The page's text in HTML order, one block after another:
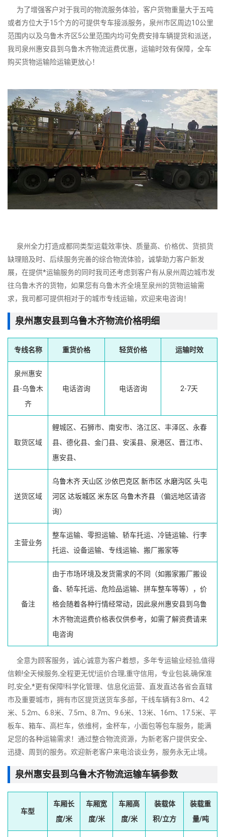
为了增强客户对于我司的物流服务体验，客户货物重量大于五吨
或者方位大于15个方的可提供专车接派服务，泉州市区周边10公里
范围内以及乌鲁木齐区5公里范围内均可免费安排车辆提货和派送，
我司泉州惠安县到乌鲁木齐物流运费优惠，运输时效有保障，全车
购买货物运输险运输更放心！
泉州全力打造成都同类型运载效率快、质量高、价格优、货损货
缺理赔及时、后续服务完善的综合物流体验，诚挚助力客户新发
展，在提供*运输服务的同时我司还考虑到客户有从泉州周边城市发
往乌鲁木齐的货物，如果您有乌鲁木齐全境至泉州的货物运输需
求，我司都可提供相对于的城市专线运输，欢迎来电咨询！
泉州惠安县到乌鲁木齐物流价格明细
专线名称 重货价格 轻货价格 运输时效
泉州惠安
县-乌鲁木
齐
电话咨询 电话咨询 2-7天
取货区域
鲤城区、石狮市、南安市、洛江区、丰泽区、永春
县、德化县、金门县、安溪县、泉港区、晋江市、
惠安县、
送货区域
乌鲁木齐 天山区 沙依巴克区 新市区 水磨沟区 头屯
河区 达坂城区 米东区 乌鲁木齐县 （偏远地区请咨
询）
主营业务
整车运输、零担运输、轿车托运、冷链运输、行李
托运、设备运输、专线运输、搬厂搬家等
备注
由于市场环境及发货需求的不同（如搬家搬厂搬设
备、轿车托运、危险品运输、拼车整车等等），价
格会随着各种行情经常动，因此泉州惠安县到乌鲁
木齐物流运费价格表仅供参考，如需了解资费请来
电咨询
全意为顾客服务，诚心诚意为客户着想，多年专运输业经验,值得
信赖!全天候服务,全程更无忧!运价合理,重守信用，专业包装,确保准
时,安全,*更有保障!科学化管理、信息化运营、直发直达各省会直辖
市及重要城市，拥有市区提货送货车多部，干线车辆有3.8m、4.2
米、5.2m、6.8米、7.5m、8.7m、9.6米、13米、16m、17.5米、平
板车、箱车、高栏车，依维柯，金杯车，小面包等包车服务，能满
足您的各种运输需求！通过整合物流资源，为新老客户提供安全、
迅捷、周到的服务。欢迎新老客户来电洽谈业务，服务永无止境。
泉州惠安县到乌鲁木齐物流运输车辆参数
车型
车厢长
度/米
车厢宽
度/米
车厢高
度/米
装载体
积/立方
装载重
量/吨